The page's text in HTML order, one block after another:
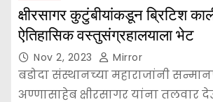
क्षीरसागर कुटुंबीयांकडून ब्रिटिश
ऐतिहासिक वस्तुसंग्रहालयाला भेट
Nov 2, 2023 Mirror
बडोदा संस्थानच्या महाराजांनी
अण्णासाहेब क्षीरसागर यांना तलवार